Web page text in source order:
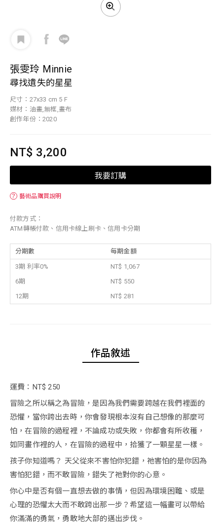
張雯玲 Minnie
尋找遺失的星星
尺寸：27x33 cm 5 F
媒材：油畫,無框,畫布
創作年份：2020
NT$ 3,200
我要訂購
？ 藝術品購買說明
付款方式：
ATM轉帳付款、信用卡線上刷卡、信用卡分期
分期數 每期金額
3期 利率0%
NT$ 1,067
6期
NT$ 550
12期
NT$ 281
作品敘述
運費：NT$ 250
冒險之所以稱之為冒險，是因為我們需要跨越在我們裡面的
恐懼，當你跨出去時，你會發現根本沒有自己想像的那麼可
怕，在冒險的過程裡，不論成功或失敗，你都會有所收穫，
如同畫作裡的人，在冒險的過程中，拾獲了一顆星星一樣。
孩子你知道嗎？ 天父從來不害怕你犯錯，祂害怕的是你因為
害怕犯錯，而不敢冒險，錯失了祂對你的心意。
你心中是否有個一直想去做的事情，但因為環境困難、或是
心理的恐懼太大而不敢跨出那一步？希望這一幅畫可以帶給
你滿滿的勇氣，勇敢地大部的邁出步伐。